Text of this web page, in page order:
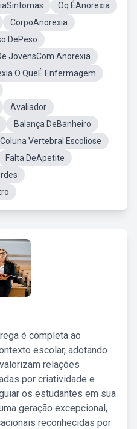
Oq ÉAnorexia
CorpoAnorexia
DePeso
JovensCom Anorexia
O QueÉ Enfermagem
Avaliador
Balança DeBanheiro
Coluna Vertebral Escoliose
Falta DeApetite
é completa ao
escolar, adotando
relações
por criatividade e
os estudantes em sua
geração excepcional,
reconhecidas por